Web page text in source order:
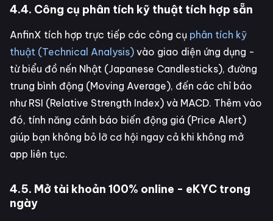
4.4. Công cụ phân tích kỹ thuật tích hợp sẵn
AnfinX tích hợp trực tiếp các công cụ phân tích kỹ
thuật (Technical Analysis) vào giao diện ứng dụng -
từ biểu đồ nến Nhật (Japanese Candlesticks), đường
trung bình động (Moving Average), đến các chỉ báo
như RSI (Relative Strength Index) và MACD. Thêm vào
đó, tính năng cảnh báo biến động giá (Price Alert)
giúp bạn không bỏ lỡ cơ hội ngay cả khi không mở
app liên tục.
4.5. Mở tài khoản 100% online - eKYC trong
ngày